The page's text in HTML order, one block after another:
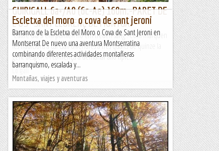
GUIRIGALL 6a+/A0 (6c-Ae) 160m.-PARET DE
L'OS- SANT LLORENÇ DE MONTGAI
L’altre dia si em punxen no em treuen sang . Com marquen
les tradicions a cal Gall divendres a tres quarts de quinze la
gent desperta i comença a demanar allò típic...
Lo gall
Escletxa del moro o cova de sant jeroni
Barranco de la Escletxa del Moro o Cova de Sant Jeroni en
Montserrat De nuevo una aventura Montserratina
combinando diferentes actividades montañeras
barranquismo, escalada y...
Montañas, viajes y aventuras